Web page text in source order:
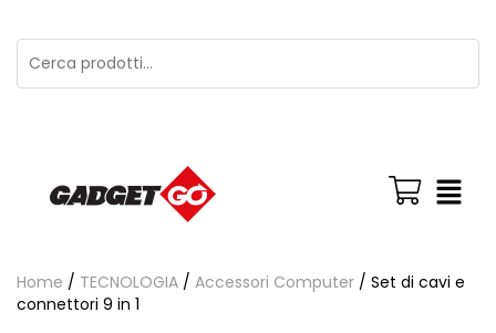
Home / TECNOLOGIA / Accessori Computer / Set di cavi e
connettori 9 in 1